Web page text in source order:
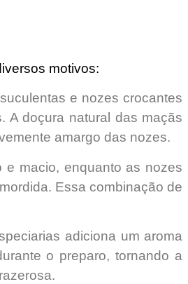
motivos:
e nozes crocantes
. Adoçura natural das maçãs
amargo das nozes.
e macio, enquanto as nozes
Essa combinação de
adiciona um aroma
o preparo, tornando a